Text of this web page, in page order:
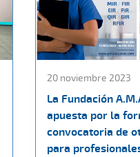
20 noviembre 2023
La Fundación
apuesta por la
convocatoria de
para